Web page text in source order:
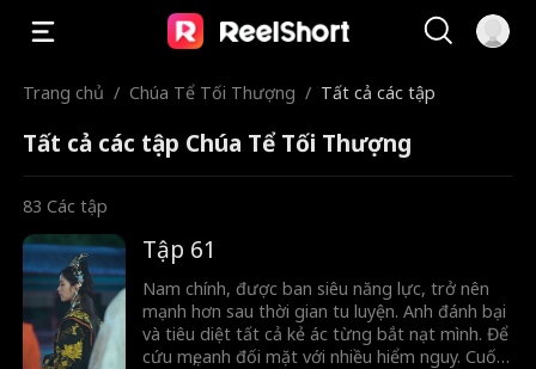
Trang chủ / Chúa Tể Tối Thượng / Tất cả các tập
Tất cả các tập Chúa Tể Tối Thượng
83 Các tập
Tập 61
Nam chính, được ban siêu năng lực, trở nên
mạnh hơn sau thời gian tu luyện. Anh đánh bại
và tiêu diệt tất cả kẻ ác từng bắt nạt mình. Để
cứu mẹ, anh đối mặt với nhiều hiểm nguy. Cuối